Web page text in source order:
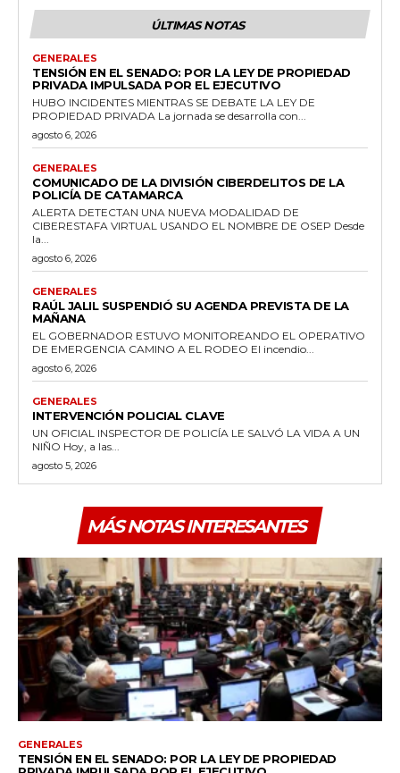
ÚLTIMAS NOTAS
GENERALES
TENSIÓN EN EL SENADO: POR LA LEY DE PROPIEDAD
PRIVADA IMPULSADA POR EL EJECUTIVO
HUBO INCIDENTES MIENTRAS SE DEBATE LA LEY DE
PROPIEDAD PRIVADA La jornada se desarrolla con...
agosto 6, 2026
GENERALES
COMUNICADO DE LA DIVISIÓN CIBERDELITOS DE LA
POLICÍA DE CATAMARCA
ALERTA DETECTAN UNA NUEVA MODALIDAD DE
CIBERESTAFA VIRTUAL USANDO EL NOMBRE DE OSEP Desde
la...
agosto 6, 2026
GENERALES
RAÚL JALIL SUSPENDIÓ SU AGENDA PREVISTA DE LA
MAÑANA
EL GOBERNADOR ESTUVO MONITOREANDO EL OPERATIVO
DE EMERGENCIA CAMINO A EL RODEO El incendio...
agosto 6, 2026
GENERALES
INTERVENCIÓN POLICIAL CLAVE
UN OFICIAL INSPECTOR DE POLICÍA LE SALVÓ LA VIDA A UN
NIÑO Hoy, a las...
agosto 5, 2026
MÁS NOTAS INTERESANTES
GENERALES
TENSIÓN EN EL SENADO: POR LA LEY DE PROPIEDAD